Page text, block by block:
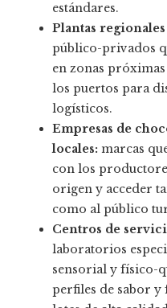
estándares.
Plantas
público-privados
en zonas
los puertos para
logísticos.
Empresas de
locales: marcas
con los
origen y acceder
como al público
Centros de
laboratorios
sensorial y físico-
perfiles de sabor y